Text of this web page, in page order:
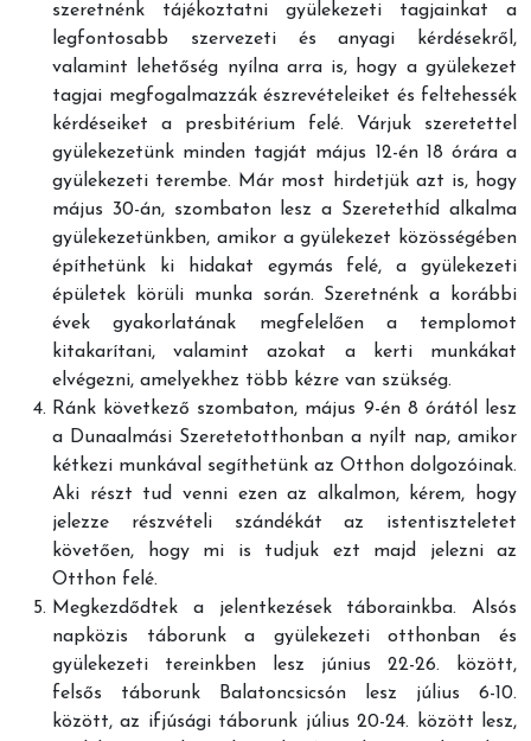
szeretnénk tájékoztatni gyülekezeti tagjainkat a
legfontosabb szervezeti és anyagi kérdésekről,
valamint lehetőség nyílna arra is, hogy a gyülekezet
tagjai megfogalmazzák észrevételeiket és feltehessék
kérdéseiket a presbitérium felé. Várjuk szeretettel
gyülekezetünk minden tagját május 12-én 18 órára a
gyülekezeti terembe. Már most hirdetjük azt is, hogy
május 30-án, szombaton lesz a Szeretethíd alkalma
gyülekezetünkben, amikor a gyülekezet közösségében
építhetünk ki hidakat egymás felé, a gyülekezeti
épületek körüli munka során. Szeretnénk a korábbi
évek gyakorlatának megfelelően a templomot
kitakarítani, valamint azokat a kerti munkákat
elvégezni, amelyekhez több kézre van szükség.
Ránk következő szombaton, május 9-én 8 órától lesz
a Dunaalmási Szeretetotthonban a nyílt nap, amikor
kétkezi munkával segíthetünk az Otthon dolgozóinak.
Aki részt tud venni ezen az alkalmon, kérem, hogy
jelezze részvételi szándékát az istentiszteletet
követően, hogy mi is tudjuk ezt majd jelezni az
Otthon felé.
Megkezdődtek a jelentkezések táborainkba. Alsós
napközis táborunk a gyülekezeti otthonban és
gyülekezeti tereinkben lesz június 22-26. között,
felsős táborunk Balatoncsicsón lesz július 6-10.
között, az ifjúsági táborunk július 20-24. között lesz,